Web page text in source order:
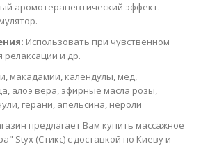
аромотерапевтический эффект.
Использовать при чувственном
релаксации и др.
макадамии, календулы, мед,
алоэ вера, эфирные масла розы,
герани, апельсина, нероли
предлагает Вам купить массажное
Styx (Стикс) с доставкой по Киеву и